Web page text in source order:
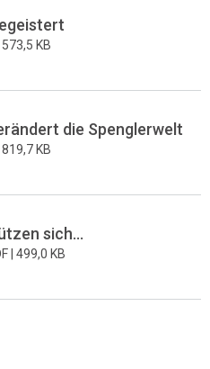
573,5 KB
die Spenglerwelt
819,7 KB
sich...
| 499,0 KB